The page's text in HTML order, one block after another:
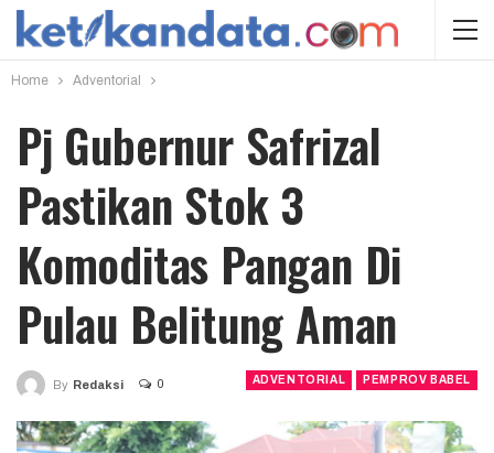
Home Adventorial
Pj Gubernur Safrizal
Pastikan Stok 3
Komoditas Pangan Di
Pulau Belitung Aman
ADVENTORIAL PEMPROV BABEL
By Redaksi 0